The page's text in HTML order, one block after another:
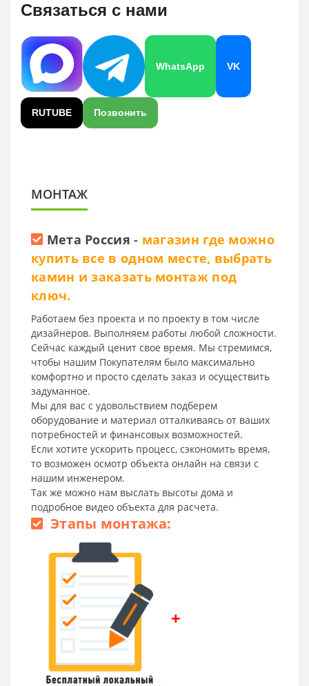
Связаться с нами
WhatsApp VK
RUTUBE Позвонить
МОНТАЖ
Мета Россия - магазин где можно
купить все в одном месте, выбрать
камин и заказать монтаж под
ключ.
Работаем без проекта и по проекту в том числе
дизайнеров. Выполняем работы любой сложности.
Сейчас каждый ценит свое время. Мы стремимся,
чтобы нашим Покупателям было максимально
комфортно и просто сделать заказ и осуществить
задуманное.
Мы для вас с удовольствием подберем
оборудование и материал отталкиваясь от ваших
потребностей и финансовых возможностей.
Если хотите ускорить процесс, сэкономить время,
то возможен осмотр объекта онлайн на связи с
нашим инженером.
Так же можно нам выслать высоты дома и
подробное видео объекта для расчета.
Этапы монтажа:
+